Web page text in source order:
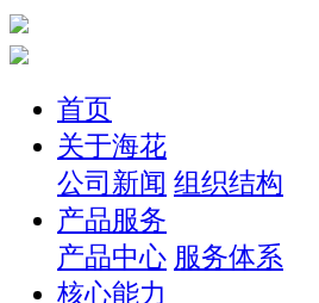
首页
关于海花
公司新闻 组织结构
产品服务
产品中心 服务体系
核心能力